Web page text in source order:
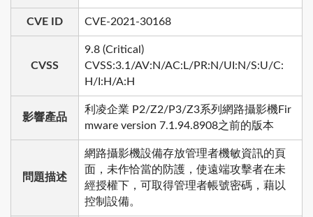
CVE ID CVE-2021-30168
CVSS
9.8 (Critical)
CVSS:3.1/AV:N/AC:L/PR:N/UI:N/S:U/C:
H/I:H/A:H
影響產品
利凌企業 P2/Z2/P3/Z3系列網路攝影機Fir
mware version 7.1.94.8908之前的版本
問題描述
網路攝影機設備存放管理者機敏資訊的頁
面，未作恰當的防護，使遠端攻擊者在未
經授權下，可取得管理者帳號密碼，藉以
控制設備。